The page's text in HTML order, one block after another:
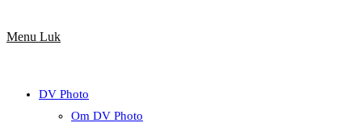
Menu Luk
DV Photo
Om DV Photo